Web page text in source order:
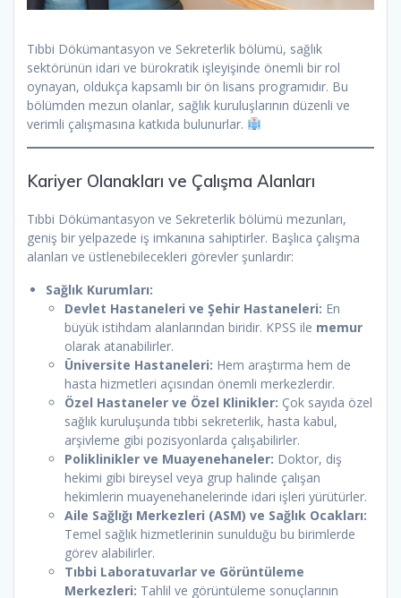
Tıbbi Dökümantasyon ve Sekreterlik bölümü, sağlık
sektörünün idari ve bürokratik işleyişinde önemli bir rol
oynayan, oldukça kapsamlı bir ön lisans programıdır. Bu
bölümden mezun olanlar, sağlık kuruluşlarının düzenli ve
verimli çalışmasına katkıda bulunurlar.
Kariyer Olanakları ve Çalışma Alanları
Tıbbi Dökümantasyon ve Sekreterlik bölümü mezunları,
geniş bir yelpazede iş imkanına sahiptirler. Başlıca çalışma
alanları ve üstlenebilecekleri görevler şunlardır:
Sağlık Kurumları:
Devlet Hastaneleri ve Şehir Hastaneleri: En
büyük istihdam alanlarından biridir. KPSS ile memur
olarak atanabilirler.
Üniversite Hastaneleri: Hem araştırma hem de
hasta hizmetleri açısından önemli merkezlerdir.
Özel Hastaneler ve Özel Klinikler: Çok sayıda özel
sağlık kuruluşunda tıbbi sekreterlik, hasta kabul,
arşivleme gibi pozisyonlarda çalışabilirler.
Poliklinikler ve Muayenehaneler: Doktor, diş
hekimi gibi bireysel veya grup halinde çalışan
hekimlerin muayenehanelerinde idari işleri yürütürler.
Aile Sağlığı Merkezleri (ASM) ve Sağlık Ocakları:
Temel sağlık hizmetlerinin sunulduğu bu birimlerde
görev alabilirler.
Tıbbi Laboratuvarlar ve Görüntüleme
Merkezleri: Tahlil ve görüntüleme sonuçlarının